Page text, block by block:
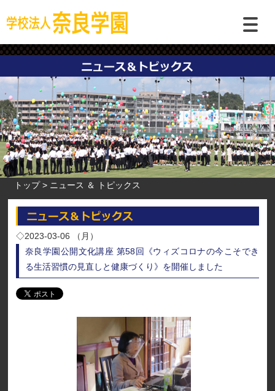
トップ ニュース ＆ トピックス
◇2023-03-06 （月）
奈良学園公開文化講座 第58回《ウィズコロナの今こそでき
る生活習慣の見直しと健康づくり》を開催しました